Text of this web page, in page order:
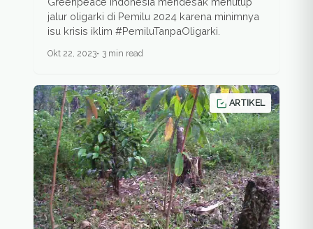
jalur oligarki di Pemilu 2024 karena minimnya
isu krisis iklim #PemiluTanpaOligarki.
Okt 22, 2023 3 min read
ARTIKEL